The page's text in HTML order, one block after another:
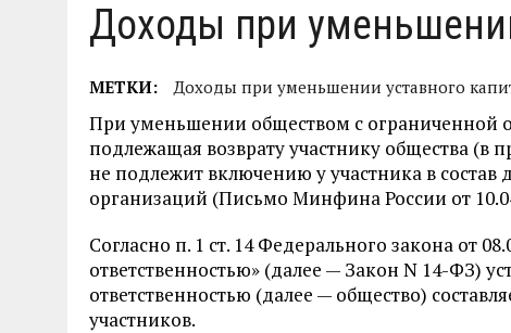
Доходы при
МЕТКИ: Доходы при уменьшении уставного
При уменьшении обществом с ограниченной
подлежащая возврату участнику общества (в
не подлежит включению у участника в
организаций (Письмо Минфина России от
Согласно п. 1 ст. 14 Федерального закона от
ответственностью» (далее — Закон N 14-ФЗ)
ответственностью (далее — общество)
участников.